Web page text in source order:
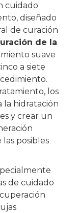
cuidado
diseñado
de curación
de la
suave
a siete
los
la hidratación
y crear un
posibles
de cuidado